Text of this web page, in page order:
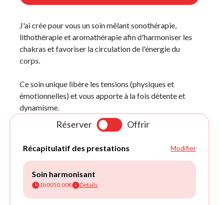
Réserver Offrir
J'ai crée pour vous un soin mêlant sonothérapie,
lithothérapie et aromathérapie afin d'harmoniser les
chakras et favoriser la circulation de l'énergie du
corps.
Ce soin unique libère les tensions (physiques et
émotionnelles) et vous apporte à la fois détente et
dynamisme.